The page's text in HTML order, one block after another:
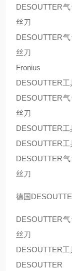
DESOUTTER
丝刀
DESOUTTER
丝刀
Fronius
DESOUTTER工
DESOUTTER
丝刀
DESOUTTER工
DESOUTTER工
DESOUTTER
丝刀
德国
DESOUTTER
丝刀
DESOUTTER工
DESOUTTER